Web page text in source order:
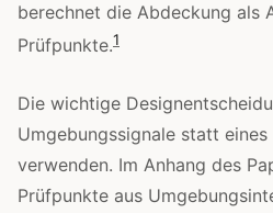
berechnet die Abdeckung als
Prüfpunkte.1
Die wichtige
Umgebungssignale statt
verwenden. Im Anhang des
Prüfpunkte aus